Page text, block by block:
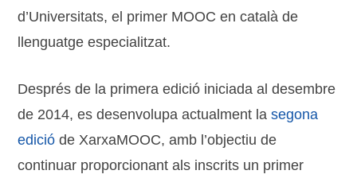
d’Universitats, el primer MOOC en català de
llenguatge especialitzat.
Després de la primera edició iniciada al desembre
de 2014, es desenvolupa actualment lasegona
edició de XarxaMOOC, amb l’objectiu de
continuar proporcionant als inscrits un primer